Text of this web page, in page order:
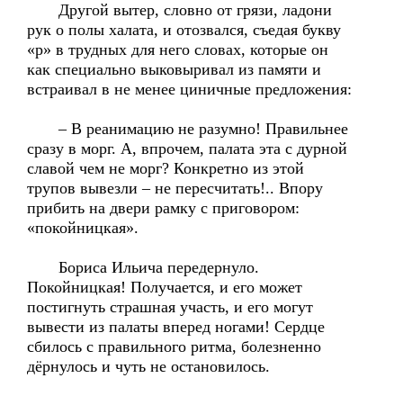
Другой вытер, словно от грязи, ладони
рук о полы халата, и отозвался, съедая букву
«р» в трудных для него словах, которые он
как специально выковыривал из памяти и
встраивал в не менее циничные предложения:
– В реанимацию не разумно! Правильнее
сразу в морг. А, впрочем, палата эта с дурной
славой чем не морг? Конкретно из этой
трупов вывезли – не пересчитать!.. Впору
прибить на двери рамку с приговором:
«покойницкая».
Бориса Ильича передернуло.
Покойницкая! Получается, и его может
постигнуть страшная участь, и его могут
вывести из палаты вперед ногами! Сердце
сбилось с правильного ритма, болезненно
дёрнулось и чуть не остановилось.